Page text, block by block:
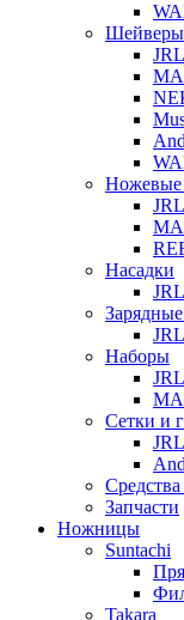
Шейверы
JRL
Ножевые
JRL
Насадки
JRL
JRL
Наборы
JRL
Сетки и
JRL
Средства
Запчасти
Ножницы
Suntachi
Takara